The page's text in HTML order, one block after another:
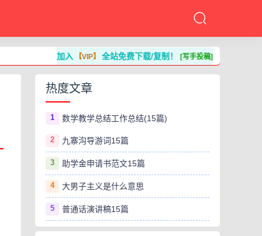
加入【VIP】 全站免费下载/复制！ [写手投稿]
热度文章
1 数学教学总结工作总结(15篇)
2 九寨沟导游词15篇
3 助学金申请书范文15篇
4 大男子主义是什么意思
5 普通话演讲稿15篇